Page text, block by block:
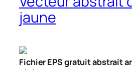
jaune
Fichier EPS gratuit abstrait